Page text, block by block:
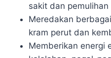
sakit dan pemulihan
Meredakan
kram perut dan
Memberikan energi